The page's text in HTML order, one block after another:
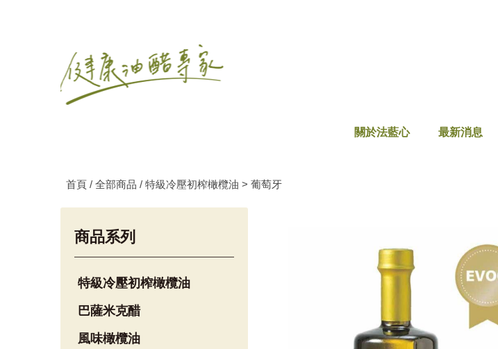
關於法藍心 最新消息
首頁 / 全部商品 / 特級冷壓初榨橄欖油 > 葡萄牙
商品系列
特級冷壓初榨橄欖油
巴薩米克醋
風味橄欖油